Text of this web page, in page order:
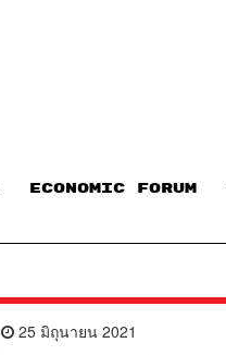
ECONOMIC FORUM
25 มิถุนายน 2021